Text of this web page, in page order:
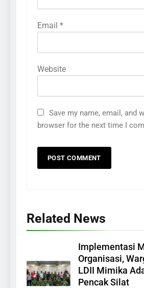
Email *
Website
Save my name, email, and
browser for the next time I
Related News
Implementasi
Organisasi,
LDII Mimika
Pencak Silat